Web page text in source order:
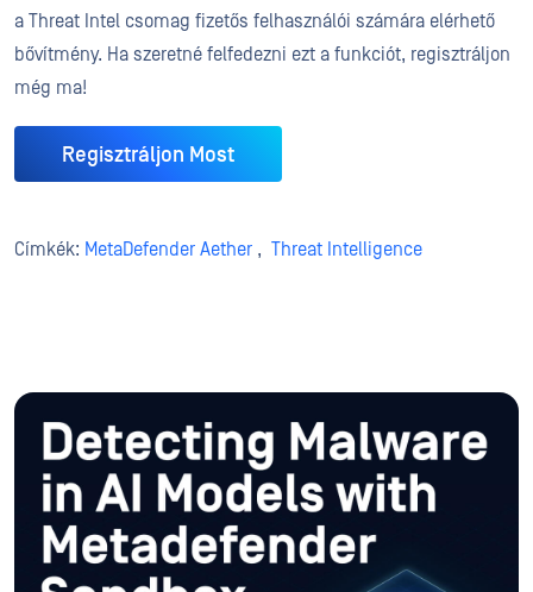
a Threat Intel csomag fizetős felhasználói számára elérhető
bővítmény. Ha szeretné felfedezni ezt a funkciót, regisztráljon
még ma!
Regisztráljon Most
Címkék: MetaDefender Aether , Threat Intelligence